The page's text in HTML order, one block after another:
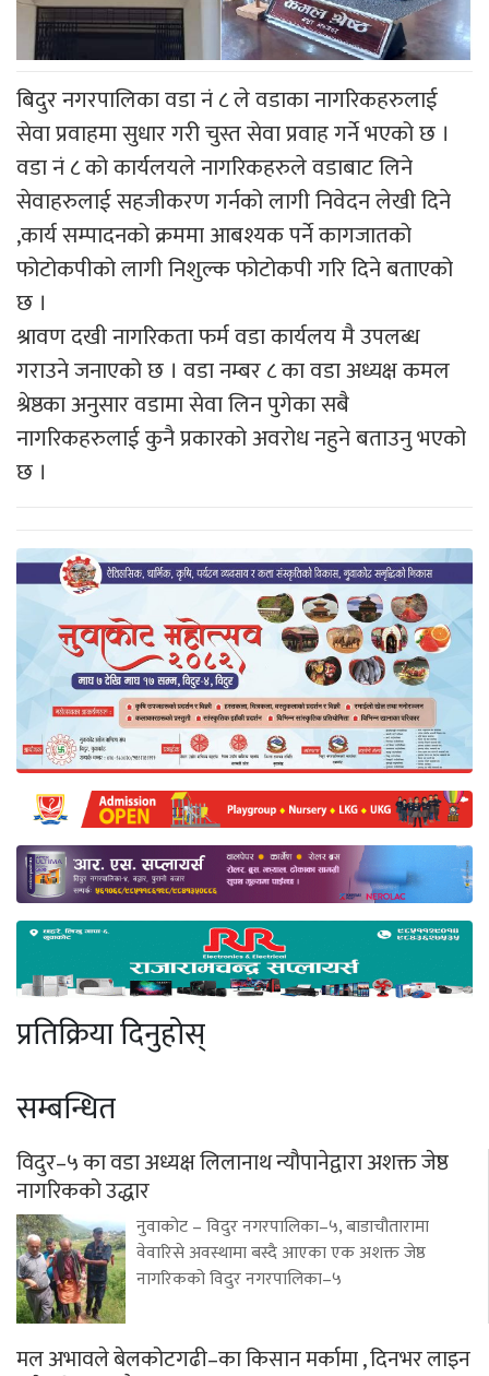
बिदुर नगरपालिका वडा नं ८ ले वडाका नागरिकहरुलाई
सेवा प्रवाहमा सुधार गरी चुस्त सेवा प्रवाह गर्ने भएको छ ।
वडा नं ८ को कार्यलयले नागरिकहरुले वडाबाट लिने
सेवाहरुलाई सहजीकरण गर्नको लागी निवेदन लेखी दिने
,कार्य सम्पादनको क्रममा आबश्यक पर्ने कागजातको
फोटोकपीको लागी निशुल्क फोटोकपी गरि दिने बताएको
छ ।
श्रावण दखी नागरिकता फर्म वडा कार्यलय मै उपलब्ध
गराउने जनाएको छ । वडा नम्बर ८ का वडा अध्यक्ष कमल
श्रेष्ठका अनुसार वडामा सेवा लिन पुगेका सबै
नागरिकहरुलाई कुनै प्रकारको अवरोध नहुने बताउनु भएको
छ ।
प्रतिक्रिया दिनुहोस्
सम्बन्धित
विदुर–५ का वडा अध्यक्ष लिलानाथ न्यौपानेद्वारा अशक्त जेष्ठ
नागरिकको उद्धार
नुवाकोट – विदुर नगरपालिका–५, बाडाचौतारामा
वेवारिसे अवस्थामा बस्दै आएका एक अशक्त जेष्ठ
नागरिकको विदुर नगरपालिका–५
मल अभावले बेलकोटगढी–का किसान मर्कामा , दिनभर लाइन